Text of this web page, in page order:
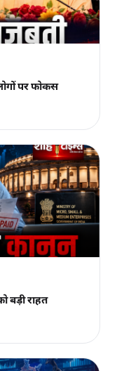
पर फोकस
बड़ी राहत